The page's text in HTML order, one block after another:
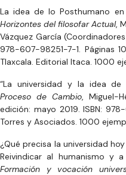
La idea de lo Posthumano
Horizontes del filosofar Actual,
Vázquez García
978-607-98251-7-1. Páginas
Tlaxcala. Editorial Itaca. 1000
“La universidad y la idea de
Proceso de Cambio, Miguel-
edición: mayo 2019. ISBN:
Torres y Asociados. 1000
¿Qué precisa la universidad
Reivindicar al humanismo y
Formación y vocación